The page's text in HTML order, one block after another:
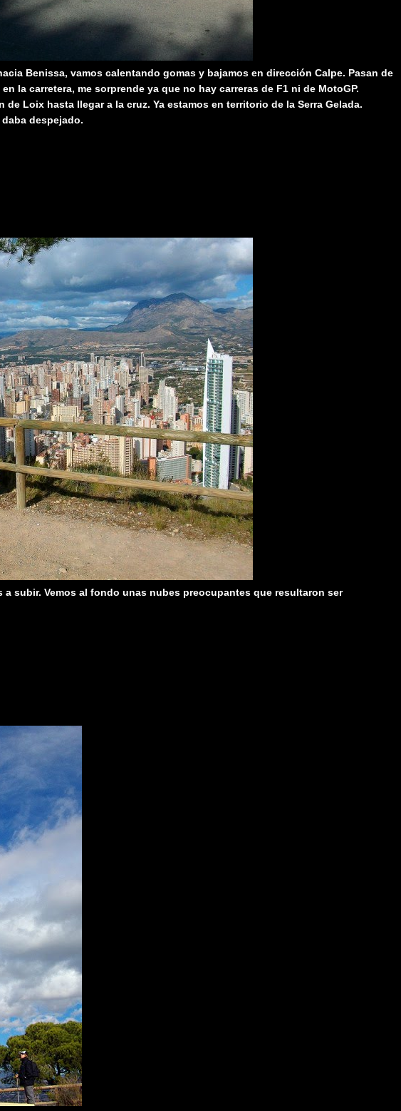
Benissa, vamos calentando gomas y bajamos en dirección Calpe. Pasan de
la carretera, me sorprende ya que no hay carreras de F1 ni de MotoGP.
Loix hasta llegar a la cruz. Ya estamos en territorio de la Serra Gelada.
despejado.
a subir. Vemos al fondo unas nubes preocupantes que resultaron ser